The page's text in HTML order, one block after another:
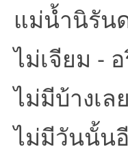
แม่น้ำนิรัน
ไม่เจียม -
ไม่มีบ้างเล
ไม่มีวันนั้น